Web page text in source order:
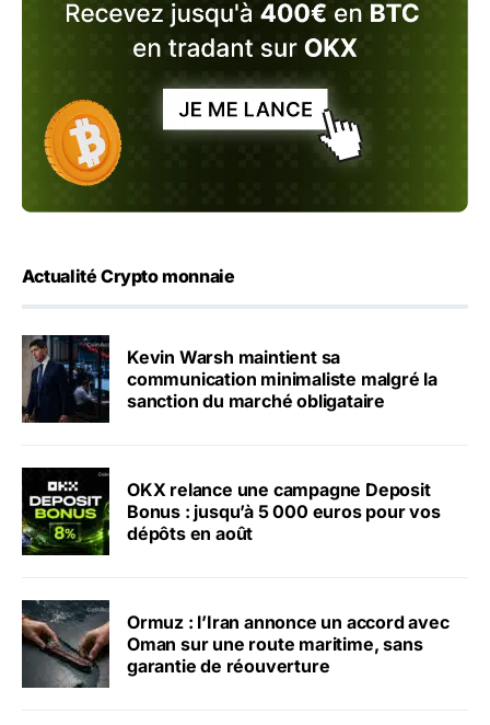
Actualité Crypto monnaie
Kevin Warsh maintient sa
communication minimaliste malgré la
sanction du marché obligataire
OKX relance une campagne Deposit
Bonus : jusqu’à 5 000 euros pour vos
dépôts en août
Ormuz : l’Iran annonce un accord avec
Oman sur une route maritime, sans
garantie de réouverture